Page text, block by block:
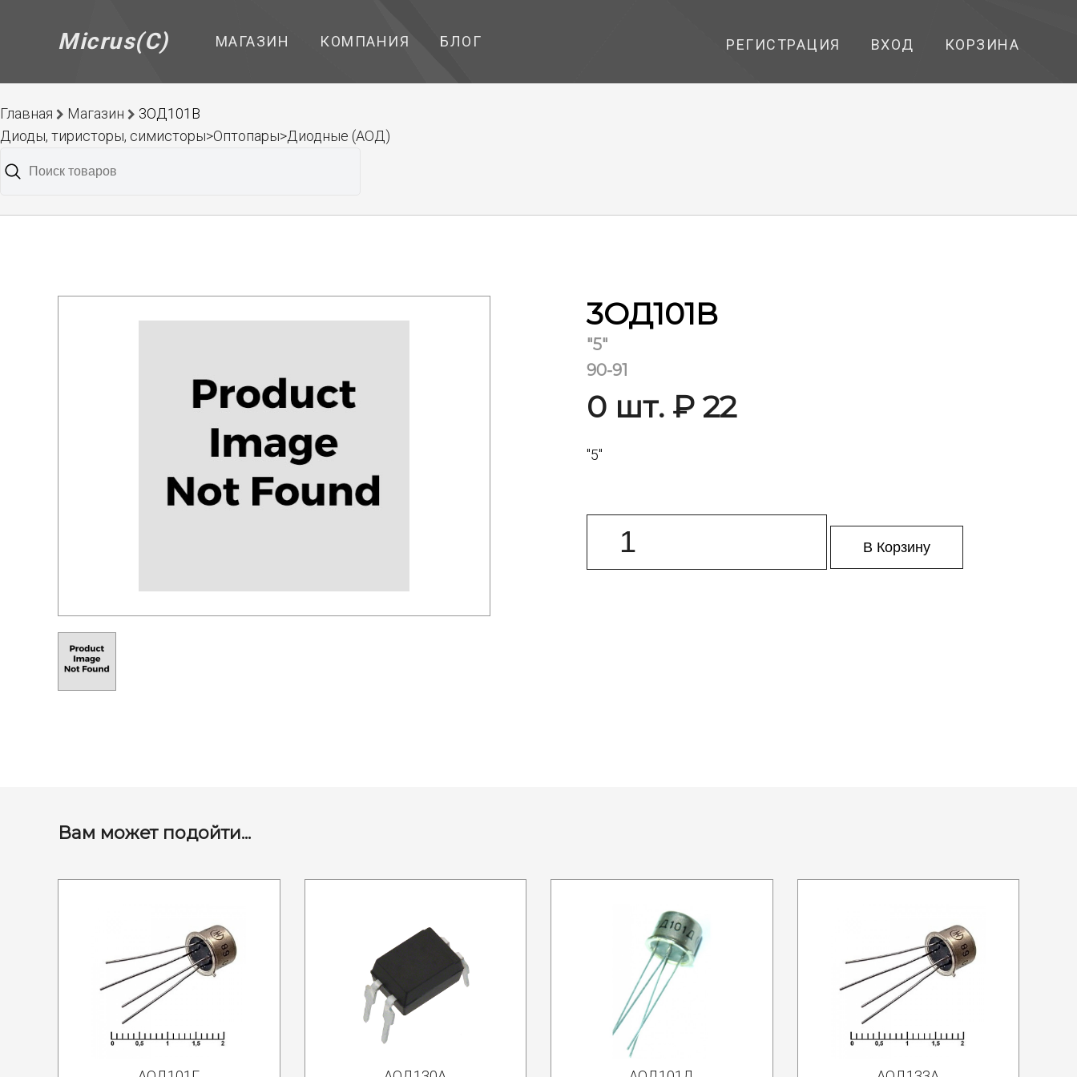
Micrus(C) МАГАЗИН КОМПАНИЯ БЛОГ РЕГИСТРАЦИЯ ВХОД КОРЗИНА
Главная Магазин
3ОД101В
Диоды, тиристоры, симисторы>Оптопары>Диодные (АОД)
3ОД101В
"5"
90-91
0 шт. ₽ 22
"5"
В Корзину
Вам может подойти...